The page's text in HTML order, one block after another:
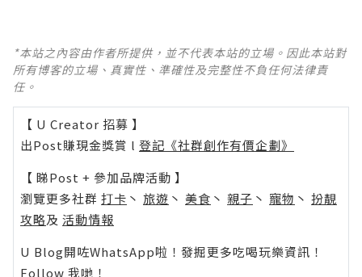
*本站之內容由作者所提供，並不代表本站的立場。因此本站對
所有博客的立場、真實性、準確性及完整性不負任何法律責
任。
【 U Creator 招募 】
出Post賺現金獎賞 l 登記《社群創作有價企劃》
【 睇Post + 參加品牌活動 】
瀏覽更多社群 打卡 丶 旅遊 丶 美食 丶 親子 丶 寵物 丶 扮靚
攻略及 活動情報
U Blog開咗WhatsApp啦！發掘更多吃喝玩樂資訊！
Follow 我哋 ！